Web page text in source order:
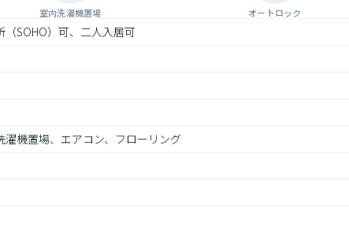
室内洗濯機置場 オートロック
SOHO）可、二人入居可
機置場、エアコン、フローリング